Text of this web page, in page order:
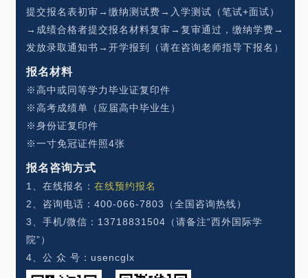
提交报名表初审→缴纳测试费→入学测试（笔试+面试）
→成绩合格者提交报名材料复审→复审通过，缴纳学费→
发放录取通知书→开学报到（请在咨询老师指导下报名）
报名材料
※高中或同等学力毕业证复印件
※高考成绩单（应届高中毕业生）
※身份证复印件
※一寸免冠证件照4张
报名咨询方式
1、在线报名：在线预约报名
2、咨询电话：400-066-7803（全国咨询热线）
3、手机/微信：13718831504（请备注“西外国际学
院”）
4、公 众 号：usencglx